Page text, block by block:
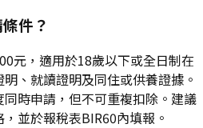
件？
元，適用於18歲以下或全日制在
、就讀證明及同住或供養證據。
時申請，但不可重複扣除。建議
並於報稅表BIR60內填報。